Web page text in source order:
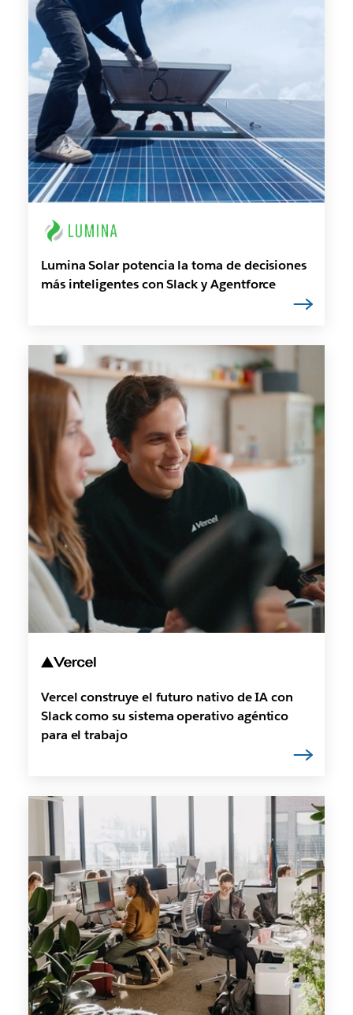
Lumina Solar potencia la toma de decisiones
más inteligentes con Slack y Agentforce
Vercel construye el futuro nativo de IA con
Slack como su sistema operativo agéntico
para el trabajo